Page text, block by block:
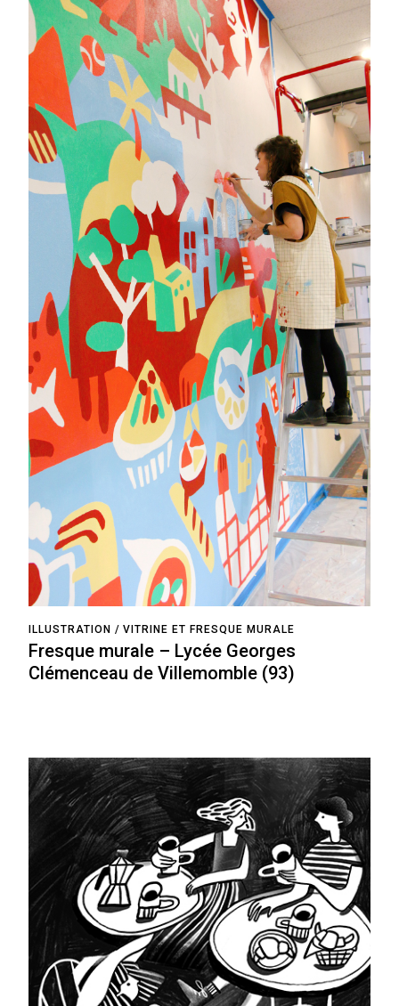
ILLUSTRATION VITRINE ET FRESQUE MURALE
Fresque murale – Lycée Georges
Clémenceau de Villemomble (93)